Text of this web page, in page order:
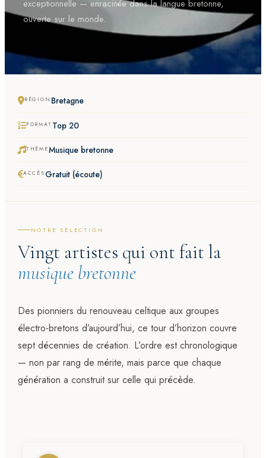
exceptionnelle — enracinée dans la langue bretonne,
ouverte sur le monde.
RÉGION Bretagne
FORMAT Top 20
THÈMEMusique bretonne
ACCÈS Gratuit (écoute)
NOTRE SÉLECTION
Vingt artistes qui ont fait la
musique bretonne
Des pionniers du renouveau celtique aux groupes
électro-bretons d’aujourd’hui, ce tour d’horizon couvre
sept décennies de création. L’ordre est chronologique
— non par rang de mérite, mais parce que chaque
génération a construit sur celle qui précède.